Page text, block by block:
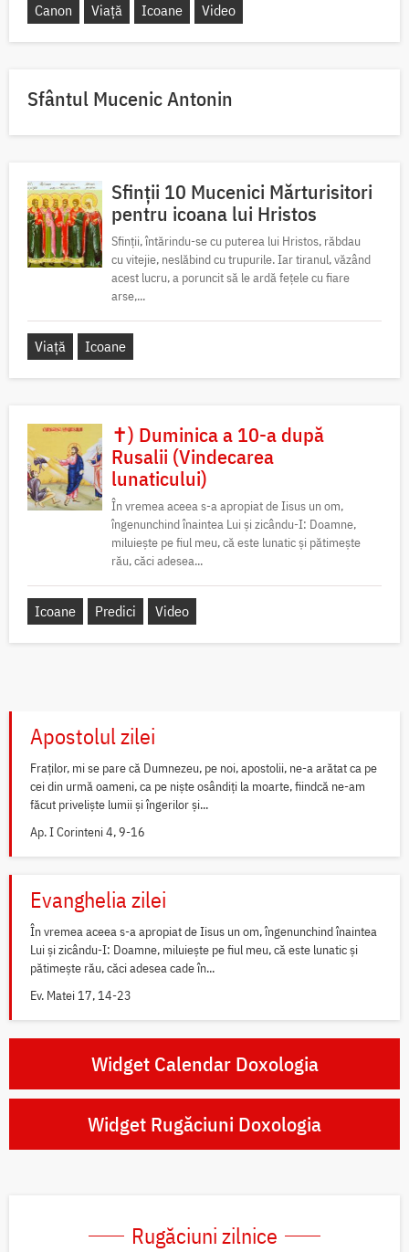
Canon Viață Icoane Video
Sfântul Mucenic Antonin
Sfinții 10 Mucenici Mărturisitori
pentru icoana lui Hristos
Sfinții, întărindu-se cu puterea lui Hristos, răbdau
cu vitejie, neslăbind cu trupurile. Iar tiranul, văzând
acest lucru, a poruncit să le ardă fețele cu fiare
arse,...
Viață Icoane
✝) Duminica a 10-a după
Rusalii (Vindecarea
lunaticului)
În vremea aceea s-a apropiat de Iisus un om,
îngenunchind înaintea Lui și zicându-I: Doamne,
miluiește pe fiul meu, că este lunatic și pătimește
rău, căci adesea...
Icoane Predici Video
Apostolul zilei
Fraților, mi se pare că Dumnezeu, pe noi, apostolii, ne-a arătat ca pe
cei din urmă oameni, ca pe niște osândiți la moarte, fiindcă ne-am
făcut priveliște lumii și îngerilor și...
Ap. I Corinteni 4, 9-16
Evanghelia zilei
În vremea aceea s-a apropiat de Iisus un om, îngenunchind înaintea
Lui și zicându-I: Doamne, miluiește pe fiul meu, că este lunatic și
pătimește rău, căci adesea cade în...
Ev. Matei 17, 14-23
Widget Calendar Doxologia
Widget Rugăciuni Doxologia
Rugăciuni zilnice